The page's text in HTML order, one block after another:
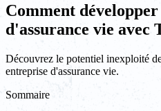
Comment
d'assurance vie avec
Découvrez le potentiel inexploité
entreprise d'assurance vie.
Sommaire